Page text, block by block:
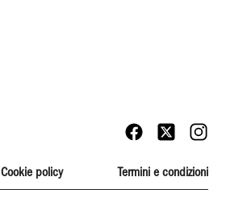
Cookie policy Termini e condizioni